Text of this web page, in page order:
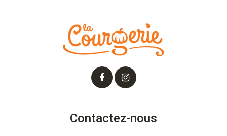
Contactez-nous